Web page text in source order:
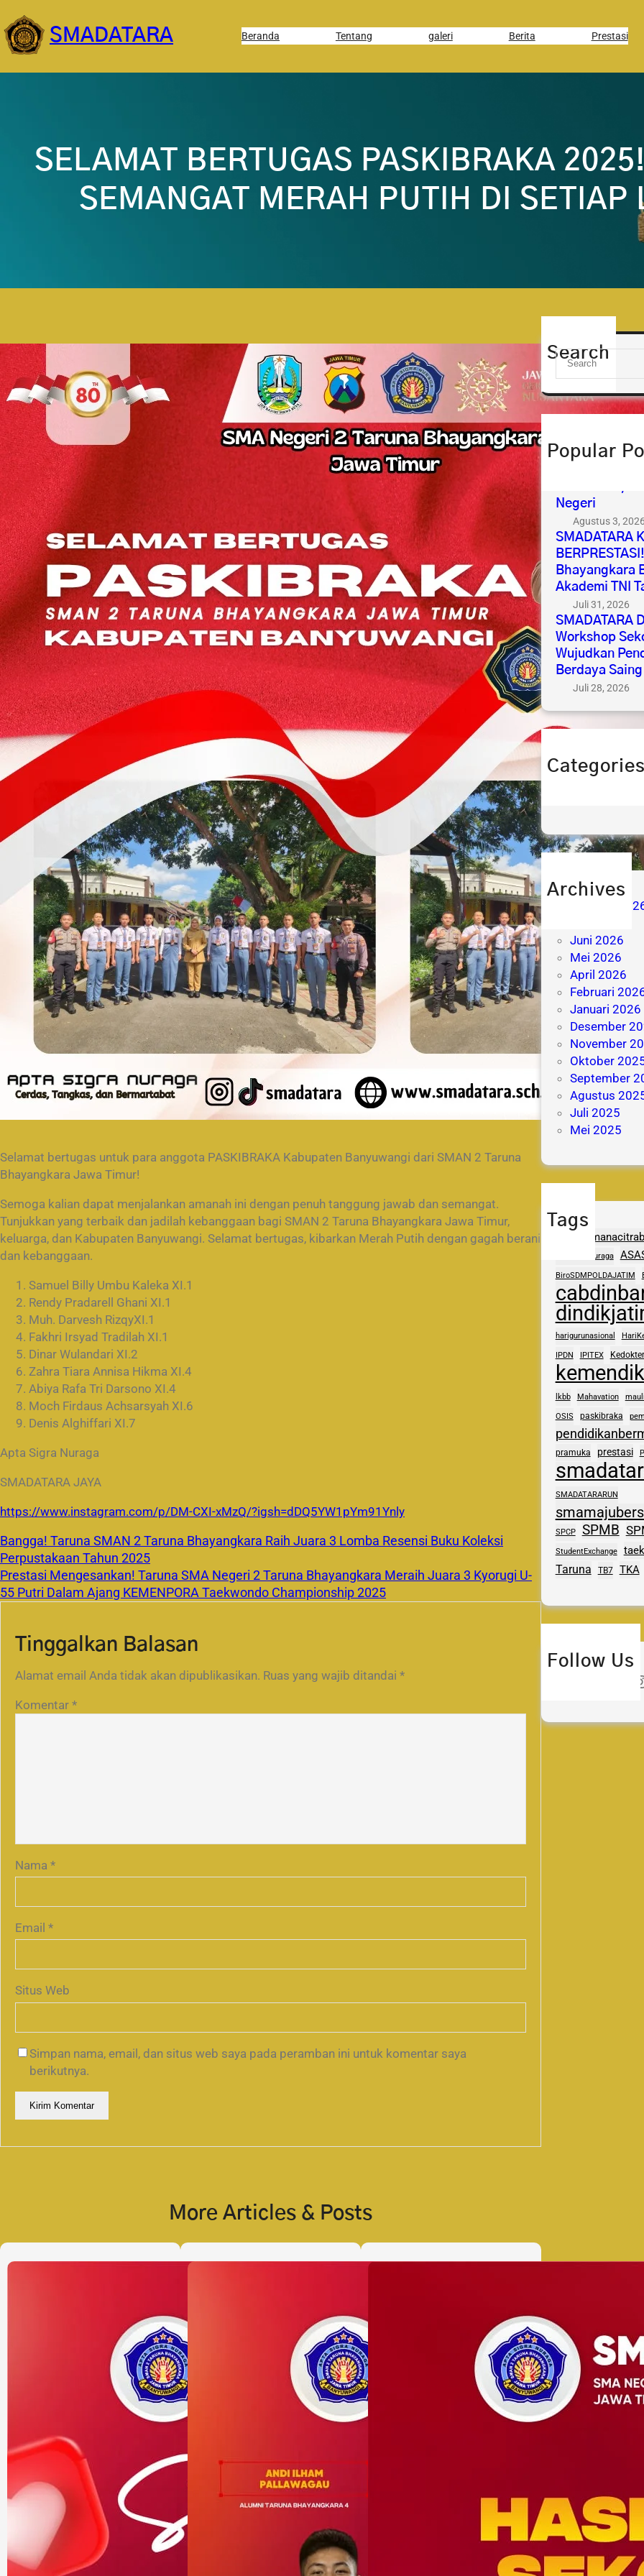
ke
konten
SMADATARA Beranda Tentang galeri Berita Prestasi
SELAMAT BERTUGAS PASKIBRAKA
SEMANGAT MERAH PUTIH DI SETIAP
Selamat bertugas untuk para anggota PASKIBRAKA Kabupaten Banyuwangi dari SMAN 2 Taruna
Bhayangkara Jawa Timur!
Semoga kalian dapat menjalankan amanah ini dengan penuh tanggung jawab dan semangat.
Tunjukkan yang terbaik dan jadilah kebanggaan bagi SMAN 2 Taruna Bhayangkara Jawa Timur,
keluarga, dan Kabupaten Banyuwangi. Selamat bertugas, kibarkan Merah Putih dengan gagah berani
dan kebanggaan.
Samuel Billy Umbu Kaleka XI.1
Rendy Pradarell Ghani XI.1
Muh. Darvesh RizqyXI.1
Fakhri Irsyad Tradilah XI.1
Dinar Wulandari XI.2
Zahra Tiara Annisa Hikma XI.4
Abiya Rafa Tri Darsono XI.4
Moch Firdaus Achsarsyah XI.6
Denis Alghiffari XI.7
Apta Sigra Nuraga
SMADATARA JAYA
https://www.instagram.com/p/DM-CXI-xMzQ/?igsh=dDQ5YW1pYm91Ynly
Bangga! Taruna SMAN 2 Taruna Bhayangkara Raih Juara 3 Lomba Resensi Buku Koleksi
Perpustakaan Tahun 2025
Prestasi Mengesankan! Taruna SMA Negeri 2 Taruna Bhayangkara Meraih Juara 3 Kyorugi U-
55 Putri Dalam Ajang KEMENPORA Taekwondo Championship 2025
Tinggalkan Balasan
Alamat email Anda tidak akan dipublikasikan. Ruas yang wajib ditandai *
Komentar *
Nama *
Email *
Situs Web
Simpan nama, email, dan situs web saya pada peramban ini untuk komentar saya
berikutnya.
More Articles & Posts
Search
S
a
h
Popular
Selamat &
IPDN 2026
Almamater,
Negeri
Agustus 3, 2026
SMADATARA
Bhayangkara
Akademi TNI
Juli 31, 2026
SMADATARA
Workshop
Wujudkan
Berdaya Saing
Juli 28, 2026
Categories
Archives
Agustus
Juni 2026
Mei 2026
April 2026
Februari
Januari 2026
Desember
November
Oktober
September
Agustus
Juli 2025
Mei 2025
Tags
aptasigranuraga
BiroSDMPOLDAJATIM
harigurunasional
IPDN IPITEX
lkbb Mahavation
OSIS paskibraka
pramuka prestasi
SMADATARARUN
SPCP SPMB
StudentExchange
Taruna TB7 TKA
Follow Us